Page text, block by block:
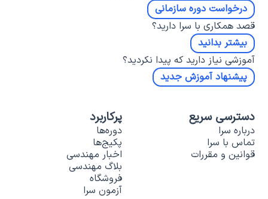
درخواست دوره سازمانی
قصد همکاری با سرا دارید؟
بیشتر بدانید
آموزشی نیاز دارید که پیدا نکردید؟
پیشنهاد آموزش جدید
دسترسی سریع
درباره سرا
تماس با سرا
قوانین و مقررات
پرکاربرد
دوره‌ها
پکیج‌ها
اخبار مهندسی
بلاگ مهندسی
فروشگاه
آزمون سرا